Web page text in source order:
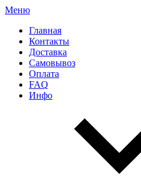
Меню
Главная
Контакты
Доставка
Самовывоз
Оплата
FAQ
Инфо